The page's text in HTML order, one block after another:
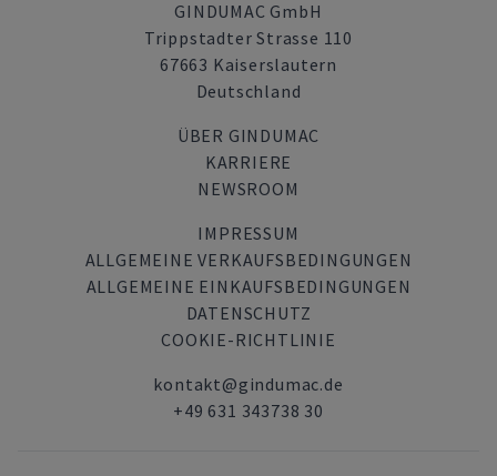
GINDUMAC GmbH
Trippstadter Strasse 110
67663 Kaiserslautern
Deutschland
ÜBER GINDUMAC
KARRIERE
NEWSROOM
IMPRESSUM
ALLGEMEINE VERKAUFSBEDINGUNGEN
ALLGEMEINE EINKAUFSBEDINGUNGEN
DATENSCHUTZ
COOKIE-RICHTLINIE
kontakt@gindumac.de
+49 631 343738 30